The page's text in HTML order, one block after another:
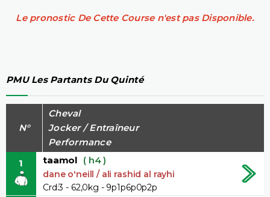
Le pronostic De Cette Course n'est pas Disponible.
PMU Les Partants Du Quinté
N°
Cheval
Jocker / Entraîneur
Performance
1
taamol ( h4 )
dane o'neill / ali rashid al rayhi
Crd:3 - 62,0kg - 9p1p6p0p2p